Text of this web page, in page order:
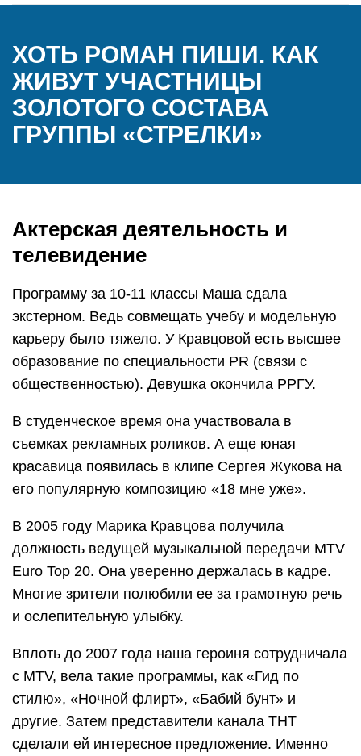
ХОТЬ РОМАН ПИШИ. КАК
ЖИВУТ УЧАСТНИЦЫ
ЗОЛОТОГО СОСТАВА
ГРУППЫ «СТРЕЛКИ»
Актерская деятельность и
телевидение
Программу за 10-11 классы Маша сдала
экстерном. Ведь совмещать учебу и модельную
карьеру было тяжело. У Кравцовой есть высшее
образование по специальности PR (связи с
общественностью). Девушка окончила РРГУ.
В студенческое время она участвовала в
съемках рекламных роликов. А еще юная
красавица появилась в клипе Сергея Жукова на
его популярную композицию «18 мне уже».
В 2005 году Марика Кравцова получила
должность ведущей музыкальной передачи MTV
Euro Top 20. Она уверенно держалась в кадре.
Многие зрители полюбили ее за грамотную речь
и ослепительную улыбку.
Вплоть до 2007 года наша героиня сотрудничала
с MTV, вела такие программы, как «Гид по
стилю», «Ночной флирт», «Бабий бунт» и
другие. Затем представители канала ТНТ
сделали ей интересное предложение. Именно